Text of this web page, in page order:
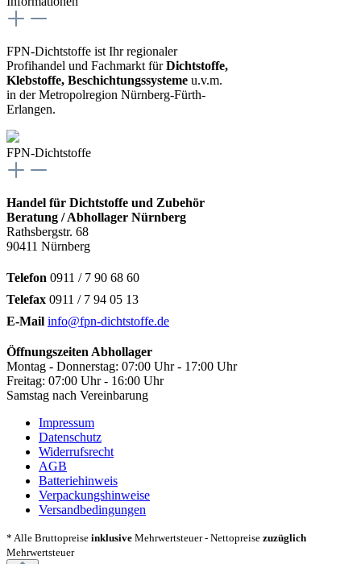
FPN-Dichtstoffe ist Ihr regionaler
Profihandel und Fachmarkt fürDichtstoffe,
Klebstoffe, Beschichtungssysteme u.v.m.
in der Metropolregion Nürnberg-Fürth-
Erlangen.
FPN-Dichtstoffe
Handel für Dichtstoffe und Zubehör
Beratung / Abhollager Nürnberg
Rathsbergstr. 68
90411 Nürnberg
Telefon 0911 / 7 90 68 60
Telefax 0911 / 7 94 05 13
E-Mail info@fpn-dichtstoffe.de
Öffnungszeiten Abhollager
Montag - Donnerstag: 07:00 Uhr - 17:00 Uhr
Freitag: 07:00 Uhr - 16:00 Uhr
Samstag nach Vereinbarung
Impressum
Datenschutz
Widerrufsrecht
AGB
Batteriehinweis
Verpackungshinweise
Versandbedingungen
* Alle Bruttopreise inklusive Mehrwertsteuer - Nettopreise zuzüglich
Mehrwertsteuer